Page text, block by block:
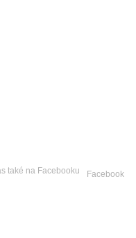
Facebook